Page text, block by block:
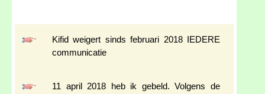
Kifid weigert sinds februari 2018 IEDERE
communicatie
11 april 2018 heb ik gebeld. Volgens de